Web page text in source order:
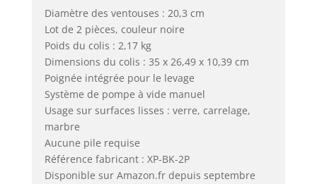
Diamètre des ventouses : 20,3 cm
Lot de 2 pièces, couleur noire
Poids du colis : 2,17 kg
Dimensions du colis : 35 x 26,49 x 10,39 cm
Poignée intégrée pour le levage
Système de pompe à vide manuel
Usage sur surfaces lisses : verre, carrelage,
marbre
Aucune pile requise
Référence fabricant : XP-BK-2P
Disponible sur Amazon.fr depuis septembre